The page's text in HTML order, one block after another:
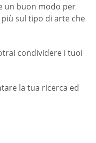
un buon modo per
sul tipo di arte che
condividere i tuoi
la tua ricerca ed